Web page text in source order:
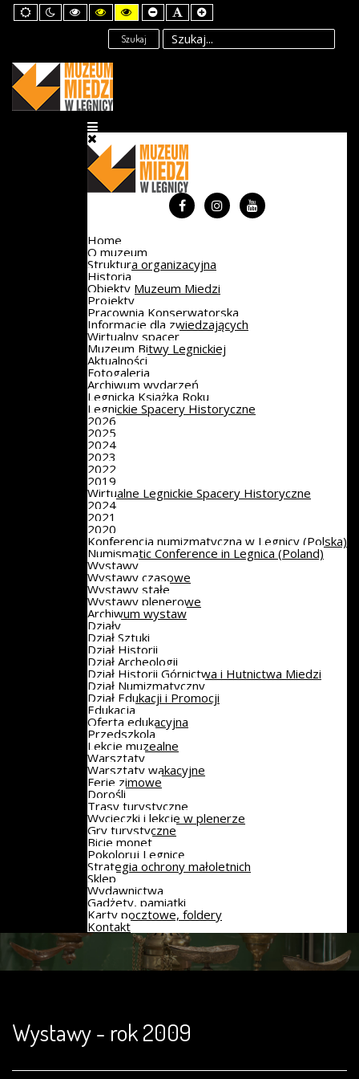
Default
mode
Night
mode
High
Contrast
mode
High
Contrast
Black
Yellow
mode
High
Contrast
Yellow
Black
mode
Set
Smaller
Font
Set
Default
Font
Set
Larger
Font
Szukaj
Home
O muzeum
Struktura organizacyjna
Historia
Obiekty Muzeum Miedzi
Projekty
Pracownia Konserwatorska
Informacje dla zwiedzających
Wirtualny spacer
Muzeum Bitwy Legnickiej
Aktualności
Fotogaleria
Archiwum wydarzeń
Legnicka Książka Roku
Legnickie Spacery Historyczne
2026
2025
2024
2023
2022
2019
Wirtualne Legnickie Spacery Historyczne
2024
2021
2020
Konferencja numizmatyczna w Legnicy (Polska)
Numismatic Conference in Legnica (Poland)
Wystawy
Wystawy czasowe
Wystawy stałe
Wystawy plenerowe
Archiwum wystaw
Działy
Dział Sztuki
Dział Historii
Dział Archeologii
Dział Historii Górnictwa i Hutnictwa Miedzi
Dział Numizmatyczny
Dział Edukacji i Promocji
Edukacja
Oferta edukacyjna
Przedszkola
Lekcje muzealne
Warsztaty
Warsztaty wakacyjne
Ferie zimowe
Dorośli
Trasy turystyczne
Wycieczki i lekcje w plenerze
Gry turystyczne
Bicie monet
Pokoloruj Legnicę
Strategia ochrony małoletnich
Sklep
Wydawnictwa
Gadżety, pamiątki
Karty pocztowe, foldery
Kontakt
Wystawy - rok 2009